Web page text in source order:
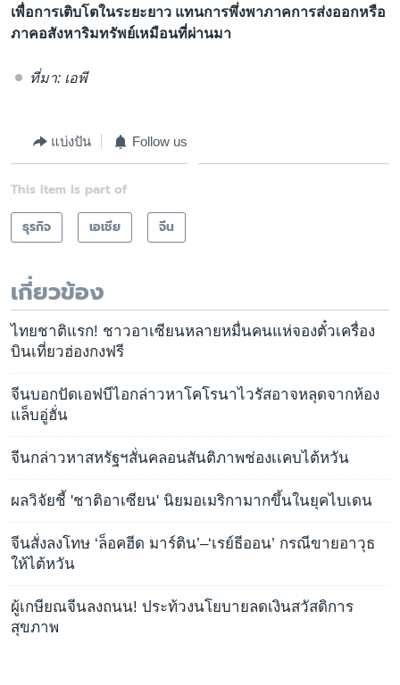
เพื่อการเติบโตในระยะยาว แทนการพึ่งพาภาคการส่งออกหรือ
ภาคอสังหาริมทรัพย์เหมือนที่ผ่านมา
ที่มา: เอพี
แบ่งปัน Follow us
This item is part of
ธุรกิจ
เอเชีย จีน
เกี่ยวข้อง
ไทยชาติแรก! ชาวอาเซียนหลายหมื่นคนแห่จองตั๋วเครื่อง
บินเที่ยวฮ่องกงฟรี
จีนบอกปัดเอฟบีไอกล่าวหาโคโรนาไวรัสอาจหลุดจากห้อง
แล็บอู่ฮั่น
จีนกล่าวหาสหรัฐฯสั่นคลอนสันติภาพช่องเเคบไต้หวัน
ผลวิจัยชี้ 'ชาติอาเซียน' นิยมอเมริกามากขึ้นในยุคไบเดน
จีนสั่งลงโทษ ‘ล็อคฮีด มาร์ติน’–‘เรย์ธีออน’ กรณีขายอาวุธ
ให้ไต้หวัน
ผู้เกษียณจีนลงถนน! ประท้วงนโยบายลดเงินสวัสดิการ
สุขภาพ